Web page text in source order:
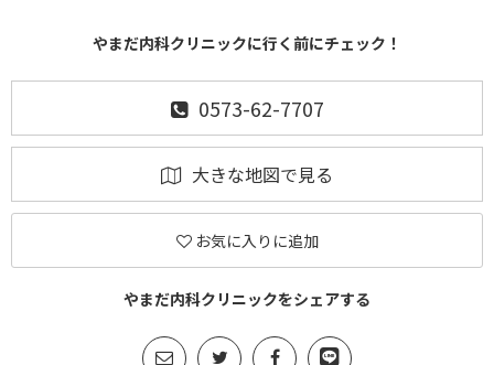
やまだ内科クリニックに行く前にチェック！
0573-62-7707
大きな地図で見る
お気に入りに追加
やまだ内科クリニックをシェアする